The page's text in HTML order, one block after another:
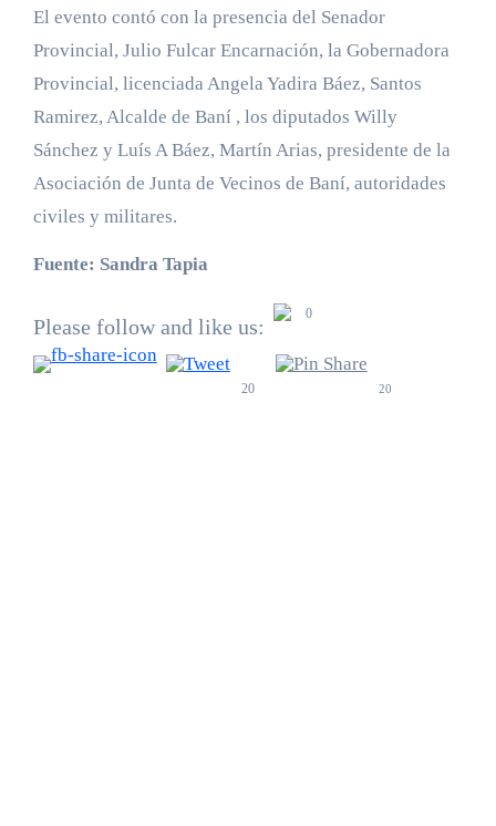
El evento contó con la presencia del Senador
Provincial, Julio Fulcar Encarnación, la Gobernadora
Provincial, licenciada Angela Yadira Báez, Santos
Ramirez, Alcalde de Baní , los diputados Willy
Sánchez y Luís A Báez, Martín Arias, presidente de la
Asociación de Junta de Vecinos de Baní, autoridades
civiles y militares.
Fuente: Sandra Tapia
Please follow and like us:
0
20 20